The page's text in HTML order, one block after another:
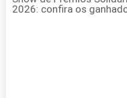
2026: confira os